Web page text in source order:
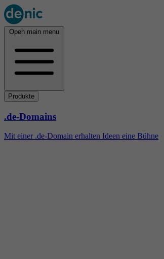
Open main menu
Produkte
.de-Domains
Mit einer .de-Domain erhalten Ideen eine Bühne